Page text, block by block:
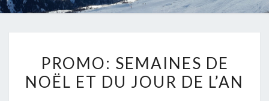
SEMAINES
DE
PROMO: SEMAINES DE
NOËL ET DU JOUR DE L’AN